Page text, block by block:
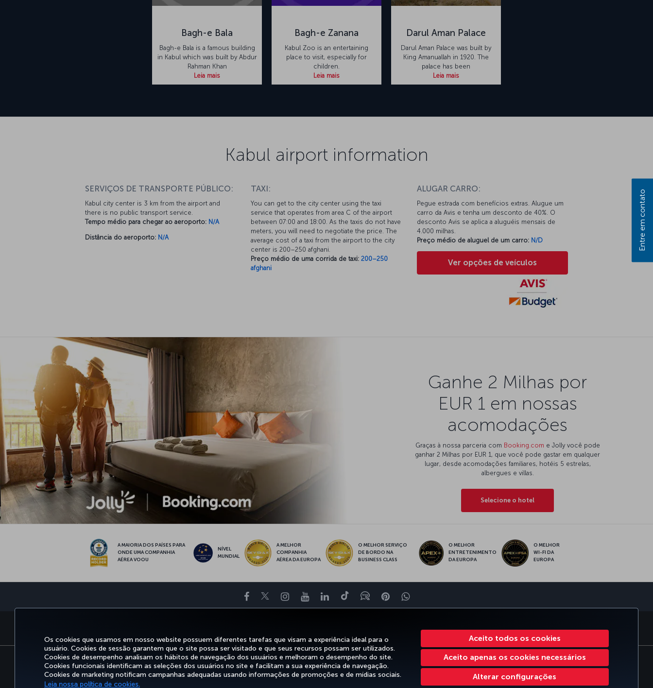
Os cookies que usamos em nosso website possuem diferentes tarefas que visam a experiência ideal para o
usuário. Cookies de sessão garantem que o site possa ser visitado e que seus recursos possam ser utilizados.
Cookies de desempenho analisam os hábitos de navegação dos usuários e melhoram o desempenho do site.
Cookies funcionais identificam as seleções dos usuários no site e facilitam a sua experiência de navegação.
Cookies de marketing notificam campanhas adequadas usando informações de promoções e de mídias sociais.
Leia nossa política de cookies.
Aceito todos os cookies
Aceito apenas os cookies necessários
Alterar configurações
Bagh-e Bala
Bagh-e Bala is a famous building
in Kabul which was built by Abdur
Rahman Khan
Leia mais
Bagh-e Zanana
Kabul Zoo is an entertaining
place to visit, especially for
children.
Leia mais
Darul Aman Palace
Darul Aman Palace was built by
King Amanuallah in 1920. The
palace has been
Leia mais
Kabul airport information
SERVIÇOS DE TRANSPORTE PÚBLICO:
Kabul city center is 3 km from the airport and
there is no public transport service.
Tempo médio para chegar ao aeroporto: N/A
Distância do aeroporto: N/A
TAXI:
You can get to the city center using the taxi
service that operates from area C of the airport
between 07:00 and 18:00. As the taxis do not have
meters, you will need to negotiate the price. The
average cost of a taxi from the airport to the city
center is 200–250 afghani.
Preço médio de uma corrida de taxi: 200–250
afghani
ALUGAR CARRO:
Pegue estrada com benefícios extras. Alugue um
carro da Avis e tenha um desconto de 40%. O
desconto Avis se aplica a aluguéis mensais de
4.000 milhas.
Preço médio de aluguel de um carro: N/D
Ver opções de veículos
Ganhe 2 Milhas por
EUR 1 em nossas
acomodações
Graças à nossa parceria com Booking.com e Jolly você pode
ganhar 2 Milhas por EUR 1, que você pode gastar em qualquer
lugar, desde acomodações familiares, hotéis 5 estrelas,
albergues e villas.
Selecione o hotel
A MAIORIA DOS PAÍSES PARA
ONDE UMA COMPANHIA
AÉREA VOOU
NÍVEL
MUNDIAL
A MELHOR
COMPANHIA
AÉREA DA EUROPA
O MELHOR SERVIÇO
DE BORDO NA
BUSINESS CLASS
O MELHOR
ENTRETENIMENTO
DA EUROPA
O MELHOR
WI-FI DA
EUROPA
Facebook
TwitterInstagram
YouTubeLinkedIn
TiktokBlogPinterestWhatsApp
Acessibilidade Politicas de privacidade e de cookies Aviso Legal Direitos dos Passageiros Alterar configurações de cookies
Plano de atendimento ao cliente do DOT dos EUA
Direitos dos titulares de dados da UE
551133719600
Entre em contato